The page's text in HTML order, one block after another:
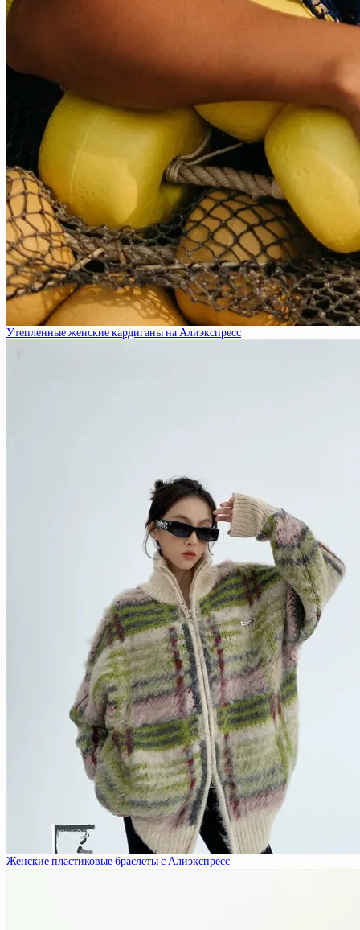
Утепленные женские кардиганы на Алиэкспресс
Женские пластиковые браслеты с Алиэкспресс